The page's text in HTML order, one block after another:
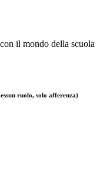
il mondo della scuola
ruolo, solo afferenza)